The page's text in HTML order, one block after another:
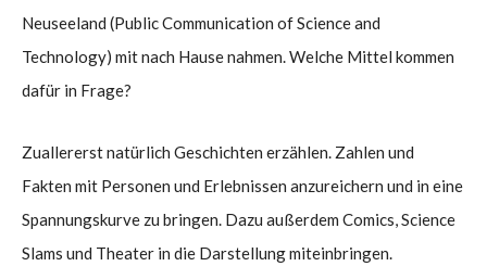
Neuseeland (Public Communication of Science and
Technology) mit nach Hause nahmen. Welche Mittel kommen
dafür in Frage?
Zuallererst natürlich Geschichten erzählen. Zahlen und
Fakten mit Personen und Erlebnissen anzureichern und in eine
Spannungskurve zu bringen. Dazu außerdem Comics, Science
Slams und Theater in die Darstellung miteinbringen.